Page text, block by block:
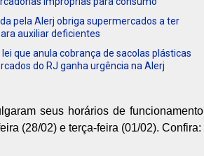
pela Alerj obriga supermercados a ter
auxiliar deficientes
lei que anula cobrança de sacolas plásticas
do RJ ganha urgência na Alerj
seus horários de funcionamento
(28/02) e terça-feira (01/02). Confira: